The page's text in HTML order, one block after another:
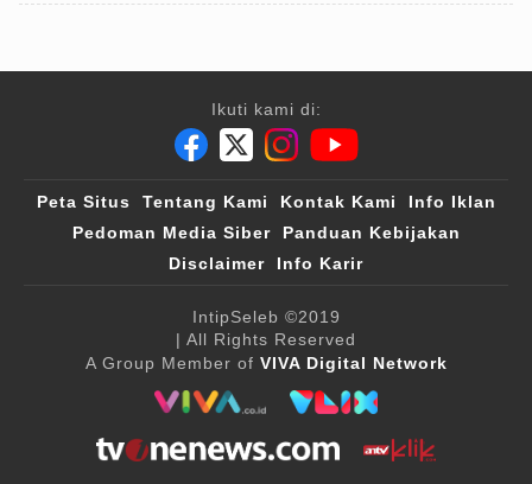
Ikuti kami di:
Peta Situs Tentang Kami Kontak Kami
Info Iklan
Pedoman Media Siber
Panduan Kebijakan
Disclaimer
Info Karir
IntipSeleb ©2019
| All Rights Reserved
A Group Member of VIVA Digital Network